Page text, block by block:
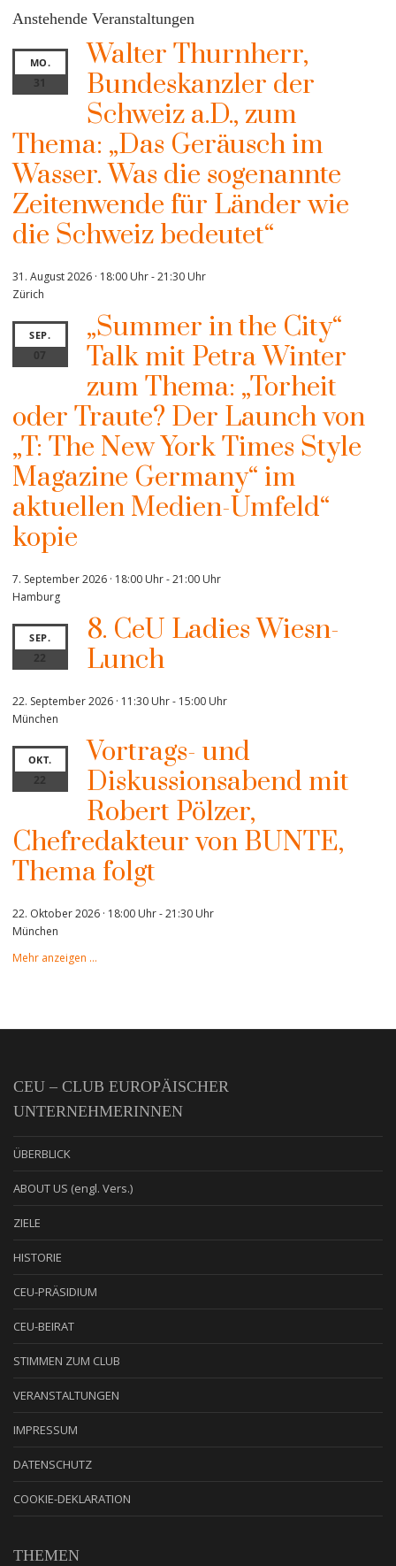
Anstehende Veranstaltungen
MO.
31
Walter Thurnherr,
Bundeskanzler der
Schweiz a.D., zum
Thema: „Das Geräusch im
Wasser. Was die sogenannte
Zeitenwende für Länder wie
die Schweiz bedeutet“
31. August 2026 · 18:00 Uhr-21:30 Uhr
Zürich
SEP.
07
„Summer in the City“
Talk mit Petra Winter
zum Thema: „Torheit
oder Traute? Der Launch von
„T: The New York Times Style
Magazine Germany“ im
aktuellen Medien-Umfeld“
kopie
7. September 2026 · 18:00 Uhr-21:00 Uhr
Hamburg
SEP.
22
8. CeU Ladies Wiesn-
Lunch
22. September 2026 · 11:30 Uhr- 15:00 Uhr
München
OKT.
22
Vortrags- und
Diskussionsabend mit
Robert Pölzer,
Chefredakteur von BUNTE,
Thema folgt
22. Oktober 2026 · 18:00 Uhr-21:30 Uhr
München
Mehr anzeigen …
CEU – CLUB EUROPÄISCHER
UNTERNEHMERINNEN
ÜBERBLICK
ABOUT US (engl. Vers.)
ZIELE
HISTORIE
CEU-PRÄSIDIUM
CEU-BEIRAT
STIMMEN ZUM CLUB
VERANSTALTUNGEN
IMPRESSUM
DATENSCHUTZ
COOKIE-DEKLARATION
THEMEN